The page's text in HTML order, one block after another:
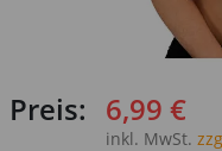
Preis: 6,99 €
inkl. MwSt.